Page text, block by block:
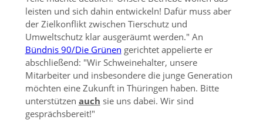
leisten und sich dahin entwickeln! Dafür muss aber
der Zielkonflikt zwischen Tierschutz und
Umweltschutz klar ausgeräumt werden. An
Bündnis 90/Die Grünen gerichtet appelierte er
abschließend: Wir Schweinehalter, unsere
Mitarbeiter und insbesondere die junge Generation
möchten eine Zukunft in Thüringen haben. Bitte
unterstützen auch sie uns dabei. Wir sind
gesprächsbereit!